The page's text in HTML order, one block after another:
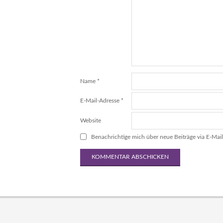
Name *
E-Mail-Adresse *
Website
Benachrichtige mich über neue Beiträge via E-